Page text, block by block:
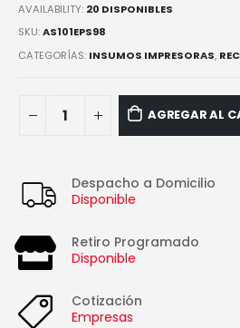
AVAILABILITY: 20 DISPONIBLES
SKU:AS101EPS98
CATEGORÍAS: INSUMOS IMPRESORAS,
AGREGAR AL
Despacho a Domicilio
Disponible
Retiro Programado
Disponible
Cotización
Empresas